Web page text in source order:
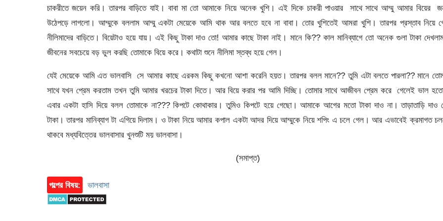
চাকরীতে জয়েন করি। তারপর বাড়িতে যাই। বাবা মা তো আমাকে নিয়ে অনেক খুশি। এই দিকে চাকরী পাওয়ার সাথে সাথে আম্মু আমার বিয়ের
উঠেপড়ে লাগলো। আম্মুকে বললাম আম্মু একটা মেয়েকে আমি থাক আর বলতে হবে না বাবা। তোর খুশিতেই আমরা খুশি। তারপর প্রস্তাব নিয়ে
নীলিমাদের বাড়িতে। বিয়েটাও হয়ে যায়। এই কিছু টাকা দাও তো! আমার কাছে টাকা নাই। মানে কি?? কাল মানিব্যাগে তো অনেক গুলা টাকা
জীবনের সবচেয়ে বড় ভুল করছি তোমাকে বিয়ে করে। কথাটা শুনে নীলিমা স্তব্ধ হয়ে গেল।
যেই মেয়েকে আমি এত ভালবাসি সে আমার কাছে এরকম কিছু কখনো আশা করেনি হয়ত। তারপর বলল মানে?? তুমি এটা বলতে পারলা?? মানে
সাথে যখন প্রেম করতাম তখন তুমি আমার খরচের টাকা দিতে। আর বিয়ে করার পর আমি দিচ্ছি। তোমার সাথে আজীবন প্রেম করে গেলেই ভাল
এবার একটা হাসি দিয়ে বলল তোমাকে না??? কিপটে কোথাকার। তুমিও কিপটে হয়ে গেছো। আমাকে আগের মতো টাকা দাও না। তাড়াতাড়ি দাও
টাকা। তারপর মানিব্যাগ টা এগিয়ে দিলাম। ও টাকা নিয়ে আমার কপাল একটা আদর দিয়ে আম্মুকে নিয়ে শপিং এ চলে গেল। আর এভাবেই ক্রমাগত
থাকবে মধ্যবিত্তের ভালবাসার খুনশুটি ময় ভালবাসা।
(সমাপ্ত)
গল্পের বিষয়: ভালবাসা